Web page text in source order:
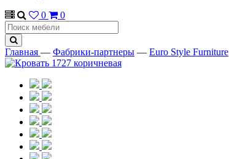
0
0
Главная — Фабрики-партнеры — Euro Style Furniture